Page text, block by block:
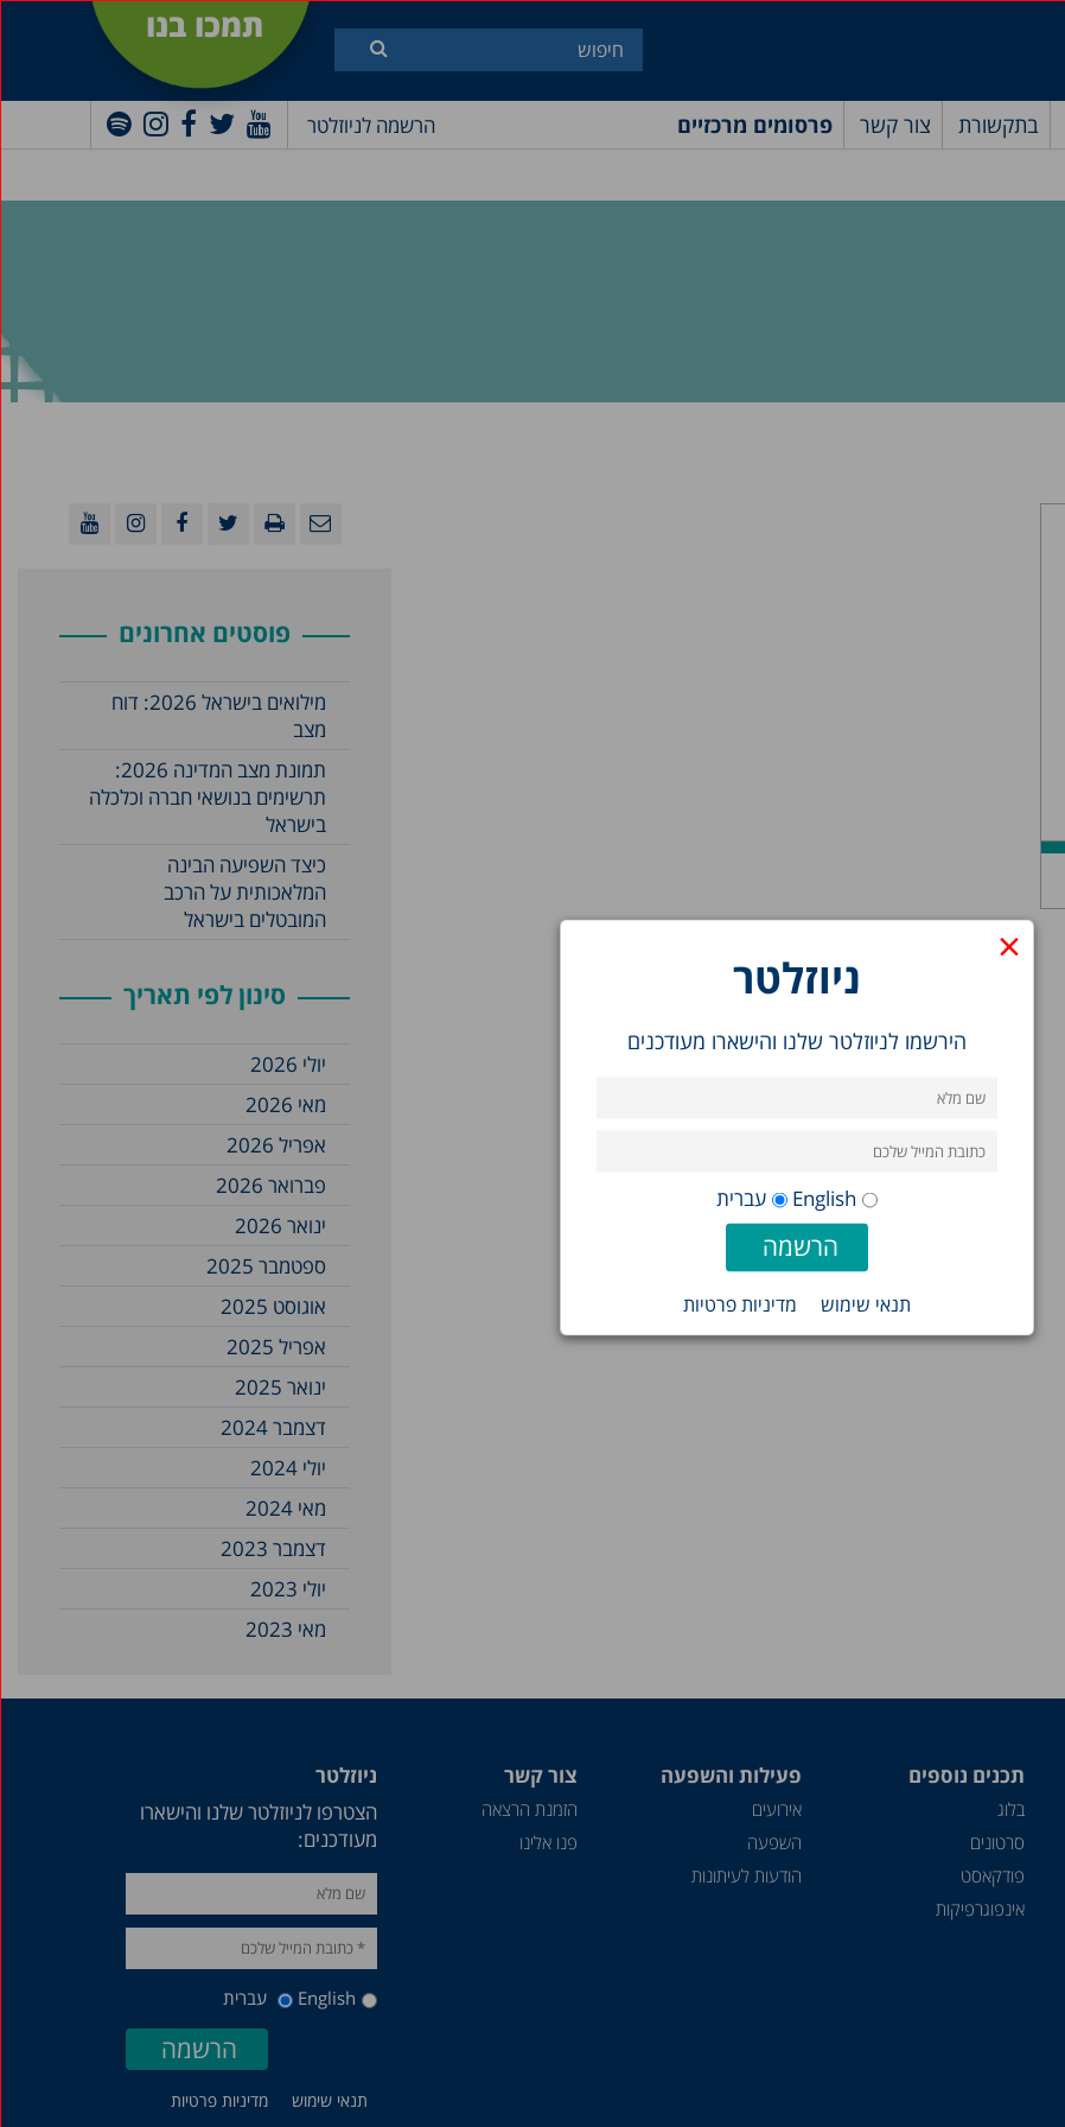
תמכו בנו
בתקשורת צור קשר פרסומים מרכזיים הרשמה לניוזלטר
×
ניוזלטר
הירשמו לניוזלטר שלנו והישארו מעודכנים
English עברית
תנאי שימוש מדיניות פרטיות
פוסטים אחרונים
מילואים בישראל 2026: דוח
מצב
תמונת מצב המדינה 2026:
תרשימים בנושאי חברה וכלכלה
בישראל
כיצד השפיעה הבינה
המלאכותית על הרכב
המובטלים בישראל
סינון לפי תאריך
יולי 2026
מאי 2026
אפריל 2026
פברואר 2026
ינואר 2026
ספטמבר 2025
אוגוסט 2025
אפריל 2025
ינואר 2025
דצמבר 2024
יולי 2024
מאי 2024
דצמבר 2023
יולי 2023
מאי 2023
נובמבר 2022
אוקטובר 2022
ספטמבר 2022
פברואר 2022
דצמבר 2021
יוני 2021
פברואר 2021
יוני 2020
תכנים נוספים
בלוג
סרטונים
פודקאסט
אינפוגרפיקות
פעילות והשפעה
אירועים
השפעה
הודעות לעיתונות
צור קשר
הזמנת הרצאה
פנו אלינו
ניוזלטר
הצטרפו לניוזלטר שלנו והישארו
מעודכנים:
English עברית
תנאי שימוש מדיניות פרטיות